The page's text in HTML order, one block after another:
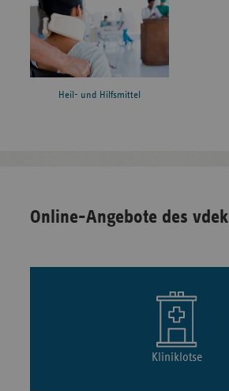
Heil- und Hilfsmittel
Online-Angebote des vdek
Kliniklotse